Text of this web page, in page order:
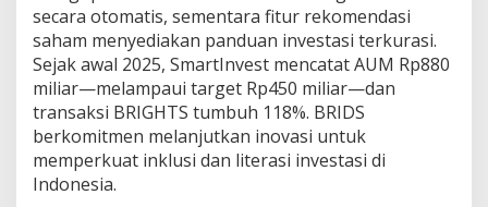
t
u
k
T
i
n
k
a
secara otomatis, sementara fitur rekomendasi
saham menyediakan panduan investasi terkurasi.
Sejak awal 2025, SmartInvest mencatat AUM Rp880
miliar—melampaui target Rp450 miliar—dan
transaksi BRIGHTS tumbuh 118%. BRIDS
berkomitmen melanjutkan inovasi untuk
memperkuat inklusi dan literasi investasi di
Indonesia.